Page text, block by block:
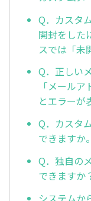
Q．カスタ
開封をした
スでは「未
Q．正しい
「メール
とエラーが
Q．カスタ
できますか。
Q．独自の
できますか
システムか